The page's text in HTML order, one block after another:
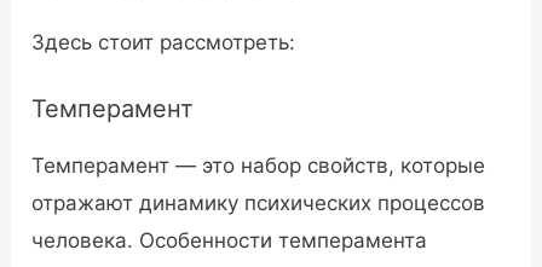
Здесь стоит рассмотреть:
Темперамент
Темперамент — это набор свойств, которые
отражают динамику психических процессов
человека. Особенности темперамента